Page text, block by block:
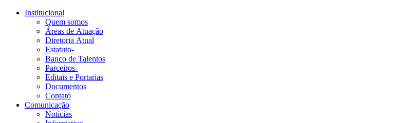
Institucional
Quem somos
Áreas de Atuação
Diretoria Atual
Estatuto-
Banco de Talentos
Parceiros-
Editais e Portarias
Documentos
Contato
Comunicação
Notícias